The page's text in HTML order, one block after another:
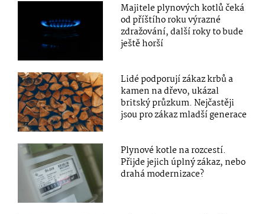
Majitele plynových kotlů čeká
od příštího roku výrazné
zdražování, další roky to bude
ještě horší
Lidé podporují zákaz krbů a
kamen na dřevo, ukázal
britský průzkum. Nejčastěji
jsou pro zákaz mladší generace
Plynové kotle na rozcestí.
Přijde jejich úplný zákaz, nebo
drahá modernizace?